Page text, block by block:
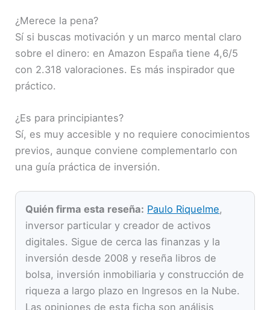
¿Merece la pena?
Sí si buscas motivación y un marco mental claro
sobre el dinero: en Amazon España tiene 4,6/5
con 2.318 valoraciones. Es más inspirador que
práctico.
¿Es para principiantes?
Sí, es muy accesible y no requiere conocimientos
previos, aunque conviene complementarlo con
una guía práctica de inversión.
Quién firma esta reseña: Paulo Riquelme,
inversor particular y creador de activos
digitales. Sigue de cerca las finanzas y la
inversión desde 2008 y reseña libros de
bolsa, inversión inmobiliaria y construcción de
riqueza a largo plazo en Ingresos en la Nube.
Las opiniones de esta ficha son análisis